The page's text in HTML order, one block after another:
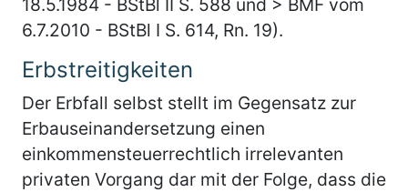
6.7.2010 - BStBl I S. 614, Rn. 19).
Erbstreitigkeiten
Der Erbfall selbst stellt im Gegensatz zur
Erbauseinandersetzung einen
einkommensteuerrechtlich irrelevanten
privaten Vorgang dar mit der Folge, dass die